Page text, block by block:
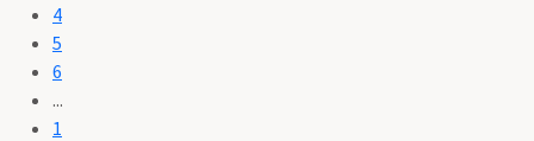
4
5
6
...
1